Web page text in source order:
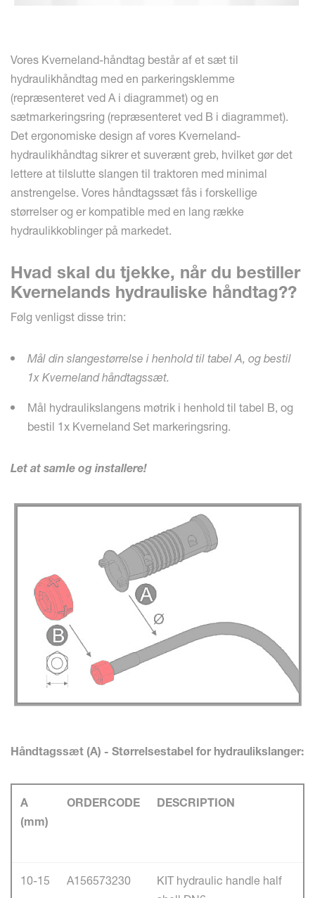
Vores Kverneland-håndtag består af et sæt til
hydraulikhåndtag med en parkeringsklemme
(repræsenteret ved A i diagrammet) og en
sætmarkeringsring (repræsenteret ved B i diagrammet).
Det ergonomiske design af vores Kverneland-
hydraulikhåndtag sikrer et suverænt greb, hvilket gør det
lettere at tilslutte slangen til traktoren med minimal
anstrengelse. Vores håndtagssæt fås i forskellige
størrelser og er kompatible med en lang række
hydraulikkoblinger på markedet.
Hvad skal du tjekke, når du bestiller
Kvernelands hydrauliske håndtag??
Følg venligst disse trin:
Mål din slangestørrelse i henhold til tabel A, og bestil
1x Kverneland håndtagssæt.
Mål hydraulikslangens møtrik i henhold til tabel B, og
bestil 1x Kverneland Set markeringsring.
Let at samle og installere!
Håndtagssæt (A) - Størrelsestabel for hydraulikslanger:
A
(mm)
ORDERCODE DESCRIPTION
10-15 A156573230
KIT hydraulic handle half